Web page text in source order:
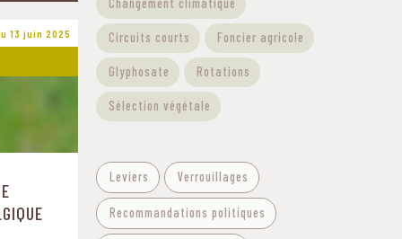
13 juin 2025 Circuits courts Foncier agricole
Glyphosate Rotations
Sélection végétale
Filtre - Approches et méthodes
Leviers Verrouillages
Recommandations politiques